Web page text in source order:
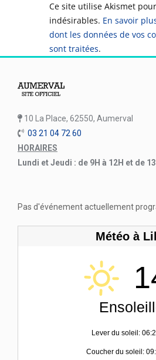
Ce site utilise Akismet
indésirables. En savoir
dont les données de vos
sont traitées.
10 La Place, 62550, Aumerval
03 21 04 72 60
HORAIRES
Lundi et Jeudi : de 9H à 12H et de
Pas d'événement actuellement
Météo à
Lever du soleil:
Coucher du soleil: